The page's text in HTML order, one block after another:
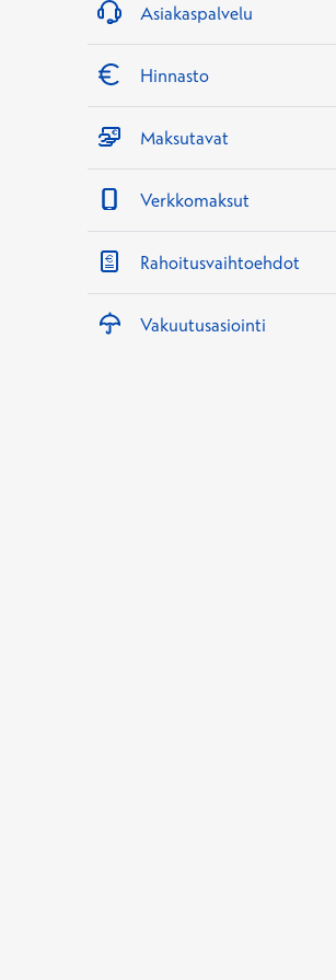
Asiakaspalvelu
Hinnasto
Maksutavat
Verkkomaksut
Rahoitusvaihtoehdot
Vakuutusasiointi